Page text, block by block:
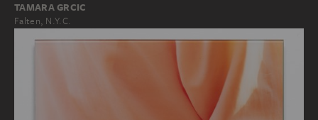
TAMARA GRCIC
Falten, N.Y.C.